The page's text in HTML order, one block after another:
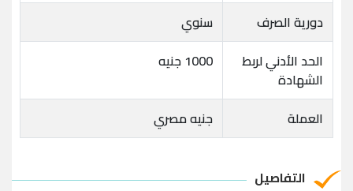
دورية الصرف
سنوي
الحد الأدني لربط
الشهادة
1000 جنيه
العملة جنيه مصري
التفاصيل